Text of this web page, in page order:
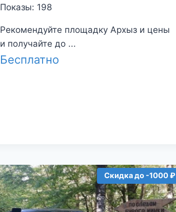
Показы: 198
Рекомендуйте площадку Архыз и цены
и получайте до ...
Бесплатно
Скидка до -1000 ₽